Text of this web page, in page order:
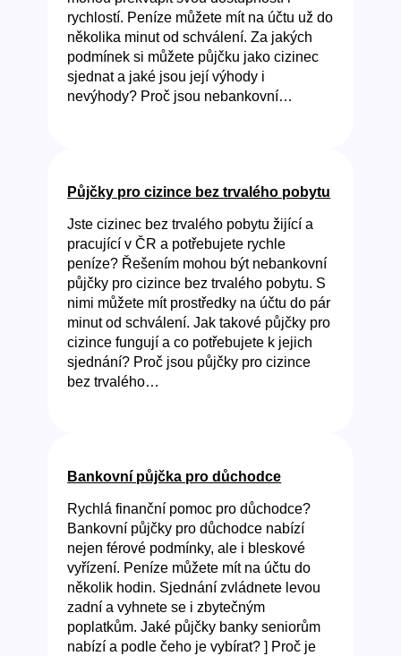
rychlostí. Peníze můžete mít na účtu už do
několika minut od schválení. Za jakých
podmínek si můžete půjčku jako cizinec
sjednat a jaké jsou její výhody i
nevýhody? Proč jsou nebankovní…
Půjčky pro cizince bez trvalého pobytu
Jste cizinec bez trvalého pobytu žijící a
pracující v ČR a potřebujete rychle
peníze? Řešením mohou být nebankovní
půjčky pro cizince bez trvalého pobytu. S
nimi můžete mít prostředky na účtu do pár
minut od schválení. Jak takové půjčky pro
cizince fungují a co potřebujete k jejich
sjednání? Proč jsou půjčky pro cizince
bez trvalého…
Bankovní půjčka pro důchodce
Rychlá finanční pomoc pro důchodce?
Bankovní půjčky pro důchodce nabízí
nejen férové podmínky, ale i bleskové
vyřízení. Peníze můžete mít na účtu do
několik hodin. Sjednání zvládnete levou
zadní a vyhnete se i zbytečným
poplatkům. Jaké půjčky banky seniorům
nabízí a podle čeho je vybírat? ] Proč je